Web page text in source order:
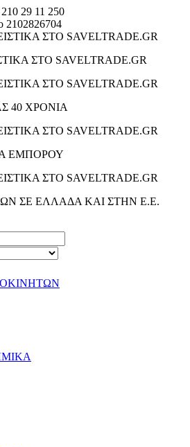
210 29 11 250
2102826704
ΣΤΟ SAVELTRADE.GR
40 ΧΡΟΝΙΑ
ΕΜΠΟΡΟΥ
ΣΕ ΕΛΛΑΔΑ ΚΑΙ ΣΤΗΝ Ε.Ε.